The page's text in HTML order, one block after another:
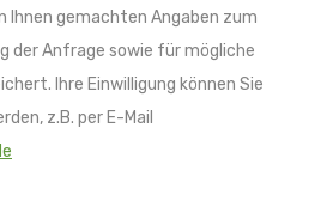
Ihnen gemachten Angaben zum
der Anfrage sowie für mögliche
Ihre Einwilligung können Sie
z.B. per E-Mail